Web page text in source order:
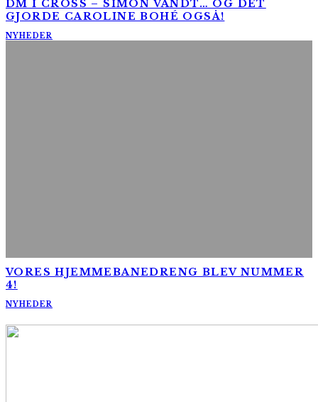
DM I CROSS – SIMON VANDT… OG DET
GJORDE CAROLINE BOHÉ OGSÅ!
NYHEDER
VORES HJEMMEBANEDRENG BLEV NUMMER
4!
NYHEDER